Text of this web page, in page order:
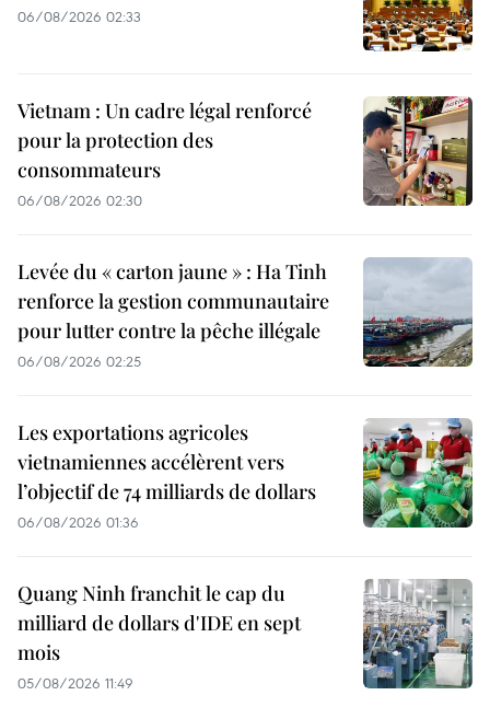
06/08/2026 02:33
Vietnam : Un cadre légal renforcé
pour la protection des
consommateurs
06/08/2026 02:30
Levée du « carton jaune » : Ha Tinh
renforce la gestion communautaire
pour lutter contre la pêche illégale
06/08/2026 02:25
Les exportations agricoles
vietnamiennes accélèrent vers
l’objectif de 74 milliards de dollars
06/08/2026 01:36
Quang Ninh franchit le cap du
milliard de dollars d'IDE en sept
mois
05/08/2026 11:49